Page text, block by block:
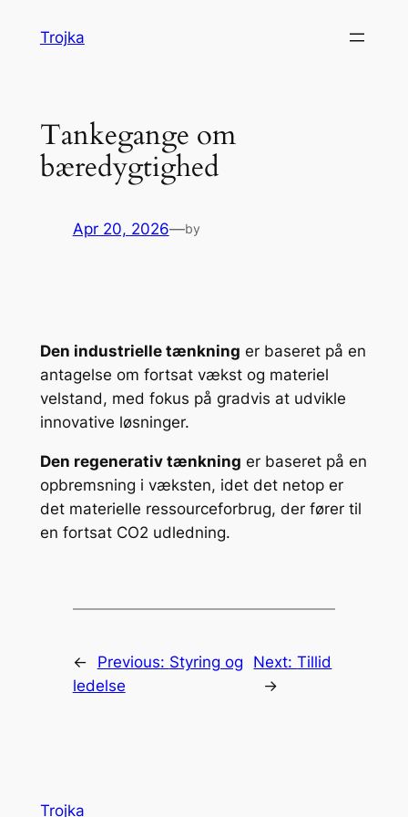
Trojka
Tankegange om
bæredygtighed
Apr 20, 2026—by
Den industrielle tænkning er baseret på en
antagelse om fortsat vækst og materiel
velstand, med fokus på gradvis at udvikle
innovative løsninger.
Den regenerativ tænkning er baseret på en
opbremsning i væksten, idet det netop er
det materielle ressourceforbrug, der fører til
en fortsat CO2 udledning.
← Previous: Styring og
ledelse
Next:Tillid
→
Trojka